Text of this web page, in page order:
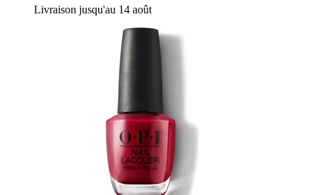
Livraison jusqu'au 14 août